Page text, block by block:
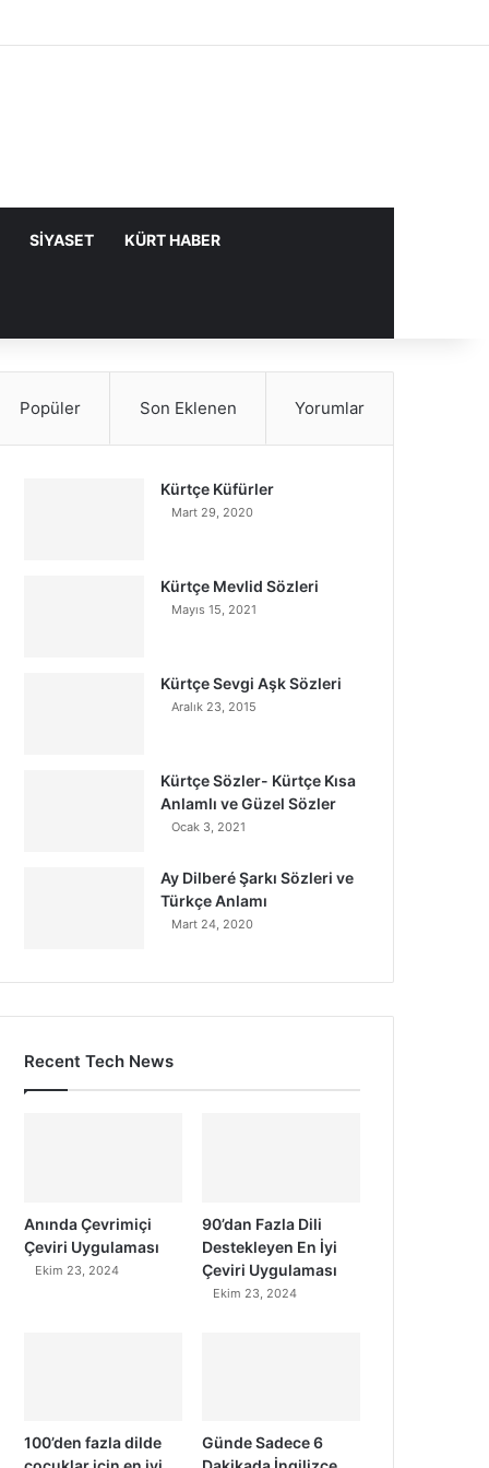
SIYASET KÜRT HABER
Popüler Son Eklenen Yorumlar
Kürtçe Küfürler
Mart 29, 2020
Kürtçe Mevlid Sözleri
Mayıs 15, 2021
Kürtçe Sevgi Aşk Sözleri
Aralık 23, 2015
Kürtçe Sözler- Kürtçe Kısa
Anlamlı ve Güzel Sözler
Ocak 3, 2021
Ay Dilberé Şarkı Sözleri ve
Türkçe Anlamı
Mart 24, 2020
Recent Tech News
Anında Çevrimiçi
Çeviri Uygulaması
Ekim 23, 2024
90’dan Fazla Dili
Destekleyen En İyi
Çeviri Uygulaması
Ekim 23, 2024
100’den fazla dilde
Günde Sadece 6